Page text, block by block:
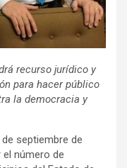
recurso jurídico y
para hacer público
la democracia y
septiembre de
el número de